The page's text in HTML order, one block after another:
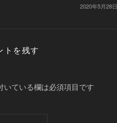
2020年5月28日
トを残す
いている欄は必須項目です